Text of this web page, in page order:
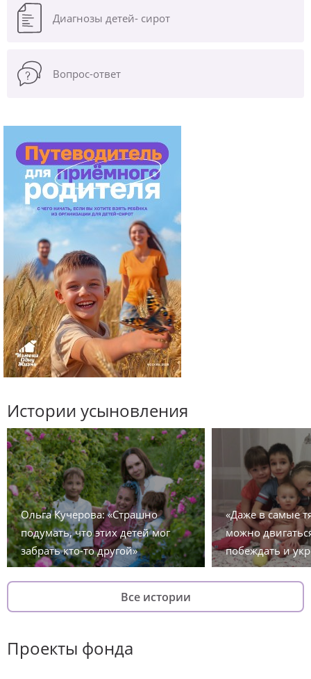
Диагнозы детей- сирот
Вопрос-ответ
Истории усыновления
Ольга Кучерова: «Страшно
подумать, что этих детей мог
забрать кто-то другой»
«Даже в самые
можно
побеждать и
Все истории
Проекты фонда